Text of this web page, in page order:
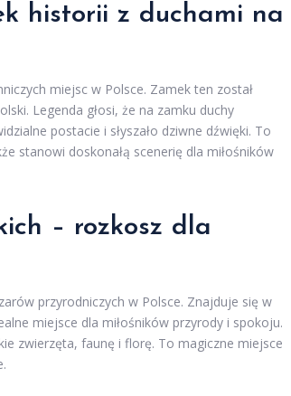
historii z duchami na
miejsc w Polsce. Zamek ten został
Legenda głosi, że na zamku duchy
postacie i słyszało dziwne dźwięki. To
stanowi doskonałą scenerię dla miłośników
– rozkosz dla
przyrodniczych w Polsce. Znajduje się w
miejsce dla miłośników przyrody i spokoju.
zwierzęta, faunę i florę. To magiczne miejsce